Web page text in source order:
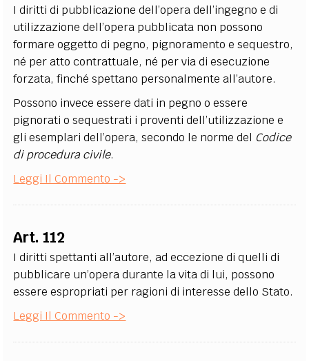
I diritti di pubblicazione dell’opera dell’ingegno e di
utilizzazione dell’opera pubblicata non possono
formare oggetto di pegno, pignoramento e sequestro,
né per atto contrattuale, né per via di esecuzione
forzata, finché spettano personalmente all’autore.
Possono invece essere dati in pegno o essere
pignorati o sequestrati i proventi dell’utilizzazione e
gli esemplari dell’opera, secondo le norme del Codice
di procedura civile.
Leggi Il Commento ->
Art. 112
I diritti spettanti all’autore, ad eccezione di quelli di
pubblicare un’opera durante la vita di lui, possono
essere espropriati per ragioni di interesse dello Stato.
Leggi Il Commento ->